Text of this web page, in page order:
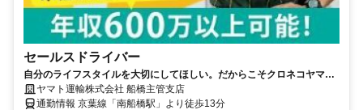
セールスドライバー
自分のライフスタイルを大切にしてほしい。だからこそクロネコヤマト
は収入も休日も充実
ヤマト運輸株式会社 船橋主管支店
通勤情報 京葉線「南船橋駅」より徒歩13分